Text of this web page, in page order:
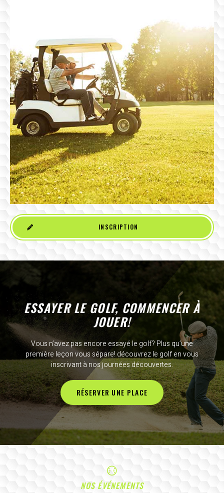
INSCRIPTION
ESSAYER LE GOLF, COMMENCER À
JOUER!
Vous n’avez pas encore essayé le golf? Plus qu’une
première leçon vous sépare! découvrez le golf en vous
inscrivant à nos journées découvertes.
RÉSERVER UNE PLACE
NOS ÉVÉNEMENTS